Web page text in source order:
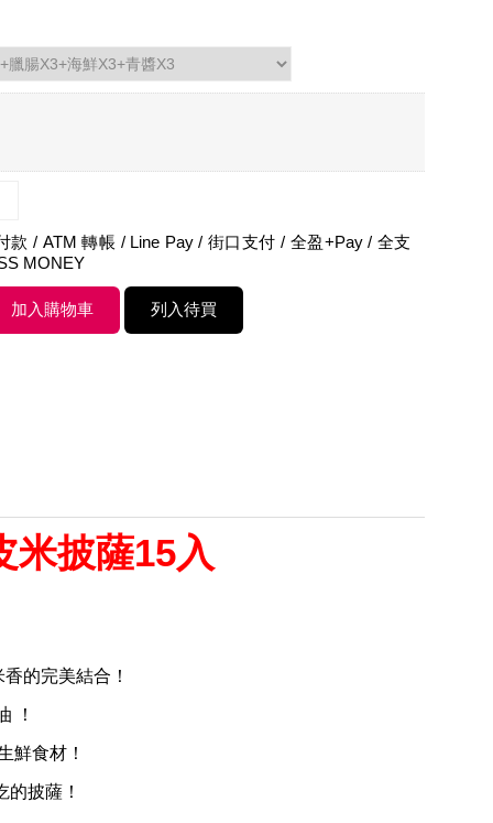
款 / ATM 轉帳 / Line Pay / 街口支付 / 全盈+Pay / 全支
MONEY
米披薩15入
的完美結合！
！
鮮食材！
披薩！